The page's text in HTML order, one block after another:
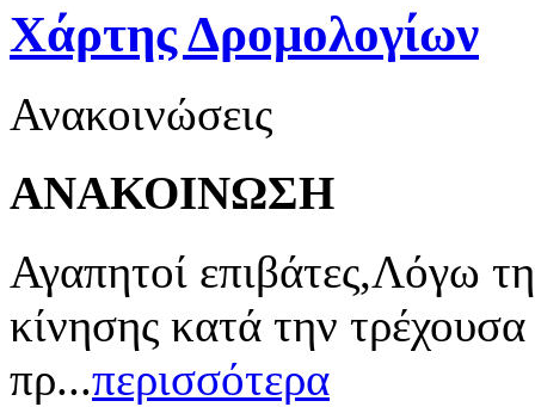
Χάρτης Δρομολογίων
Ανακοινώσεις
ΑΝΑΚΟΙΝΩΣΗ
Αγαπητοί επιβάτες,Λόγω
κίνησης κατά την
πρ...περισσότερα